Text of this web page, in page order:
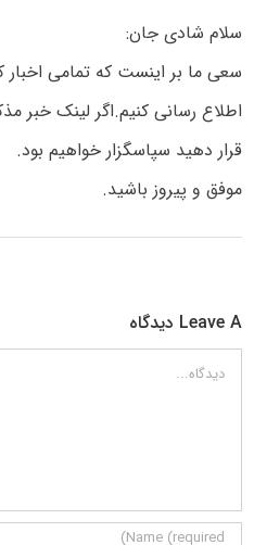
سلام شادی جان:
سعی ما بر اینست که تمامی
اطلاع رسانی کنیم.اگر لینک خبر
قرار دهید سپاسگزار خواهیم بود.
موفق و پیروز باشید.
Leave A دیدگاه
دیدگاه